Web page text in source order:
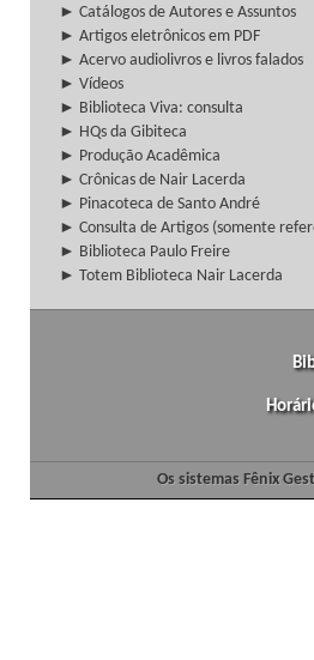
► Catálogos de Autores e Assuntos
► Artigos eletrônicos em PDF
► Acervo audiolivros e livros falados
► Vídeos
► Biblioteca Viva: consulta
► HQs da Gibiteca
► Produção Acadêmica
► Crônicas de Nair Lacerda
► Pinacoteca de Santo André
► Consulta de Artigos (somente
► Biblioteca Paulo Freire
► Totem Biblioteca Nair Lacerda
Os sistemas Fênix